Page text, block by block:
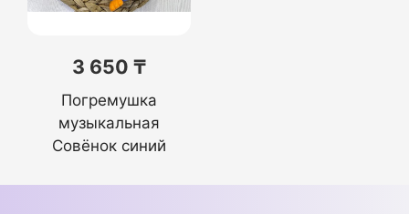
3 650 ₸
Погремушка
музыкальная
Совёнок синий